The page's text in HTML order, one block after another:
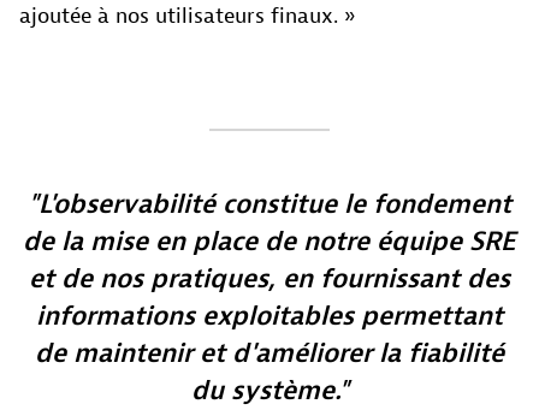
ajoutée à nos utilisateurs finaux. »
L'observabilité constitue le fondement
de la mise en place de notre équipe SRE
et de nos pratiques, en fournissant des
informations exploitables permettant
de maintenir et d'améliorer la fiabilité
du système.